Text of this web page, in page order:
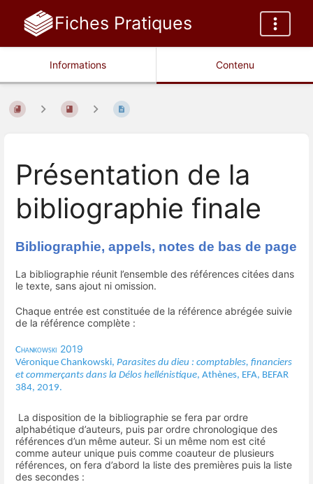
Fiches Pratiques
Informations Contenu
Présentation de la
bibliographie finale
Bibliographie, appels, notes de bas de page
La bibliographie réunit l’ensemble des références citées dans
le texte, sans ajout ni omission.
Chaque entrée est constituée de la référence abrégée suivie
de la référence complète :
Chankowski 2019
Véronique Chankowski, Parasites du dieu : comptables, financiers
et commerçants dans la Délos hellénistique, Athènes, EFA, BEFAR
384, 2019.
La disposition de la bibliographie se fera par ordre
alphabétique d’auteurs, puis par ordre chronologique des
références d’un même auteur. Si un même nom est cité
comme auteur unique puis comme coauteur de plusieurs
références, on fera d’abord la liste des premières puis la liste
des secondes :